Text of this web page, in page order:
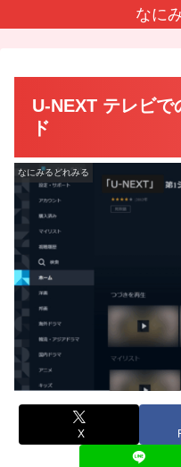
なに
U-NEXT テレビで
ド
なにみるどれみる
X